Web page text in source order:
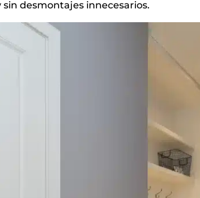
desmontajes innecesarios.